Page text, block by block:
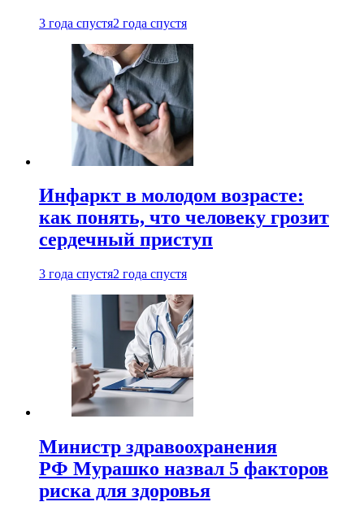
3 года спустя2 года спустя
Инфаркт в молодом возрасте:
как понять, что человеку грозит
сердечный приступ
3 года спустя2 года спустя
Министр здравоохранения
РФ Мурашко назвал 5 факторов
риска для здоровья